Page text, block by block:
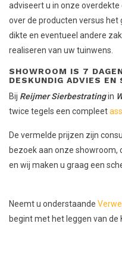
adviseert u in onze
over de producten versus het
dikte en eventueel andere
realiseren van uw tuinwens.
SHOWROOM IS 7
DESKUNDIG ADVIES EN
Bij Reijmer Sierbestratingin
twice tegels een compleet
De vermelde prijzen zijn
bezoek aan onze showroom,
en wij maken u graag een
Neemt u onderstaande
begint met het leggen van de